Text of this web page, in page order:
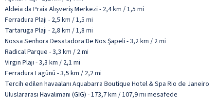
Aldeia da Praia Alışveriş Merkezi - 2,4 km / 1,5 mi
Ferradura Plajı - 2,5 km / 1,5 mi
Tartaruga Plajı - 2,8 km / 1,8 mi
Nossa Senhora Desatadora De Nos Şapeli - 3,2 km / 2 mi
Radical Parque - 3,3 km / 2 mi
Virgin Plajı - 3,3 km / 2,1 mi
Ferradura Lagünü - 3,5 km / 2,2 mi
Tercih edilen havaalanı Aquabarra Boutique Hotel & Spa Rio de Janeiro
Uluslararası Havalimanı (GIG) - 173,7 km / 107,9 mi mesafede